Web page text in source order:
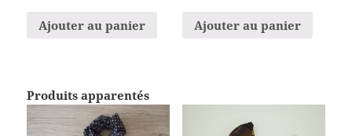
Ajouter au panier Ajouter au panier
Produits apparentés